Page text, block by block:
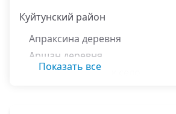
Куйтунский район
Апраксина деревня
Аршан деревня
Большой Кашелак село
Показать все